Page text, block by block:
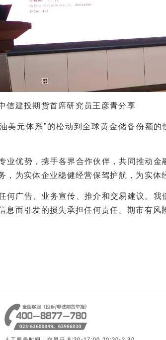
信建投期货首席研究员王彦青分享
元体系”的松动到全球黄金储备份额的
优势，携手各界合作伙伴，共同推动金
为实体企业稳健经营保驾护航，为实体
广告、业务宣传、推介和交易建议。
而引发的损失承担任何责任。期市有风